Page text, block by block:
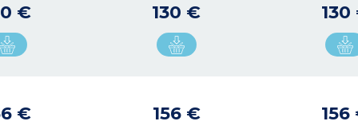
€ 130 € 130
€ 156 € 156